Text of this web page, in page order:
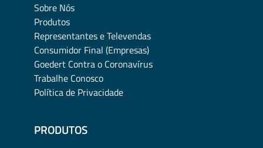
Sobre Nós
Produtos
Representantes e Televendas
Consumidor Final (Empresas)
Goedert Contra o Coronavírus
Trabalhe Conosco
Política de Privacidade
PRODUTOS